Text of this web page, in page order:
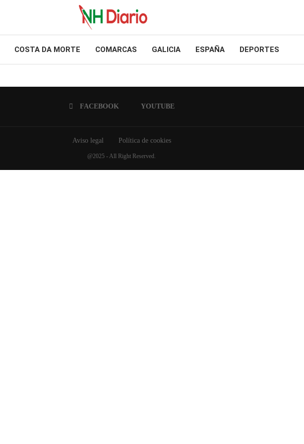
COSTA DA MORTE COMARCAS GALICIA ESPAÑA DEPORTES
FACEBOOK YOUTUBE
Aviso legal Política de cookies
@2025 - All Right Reserved.